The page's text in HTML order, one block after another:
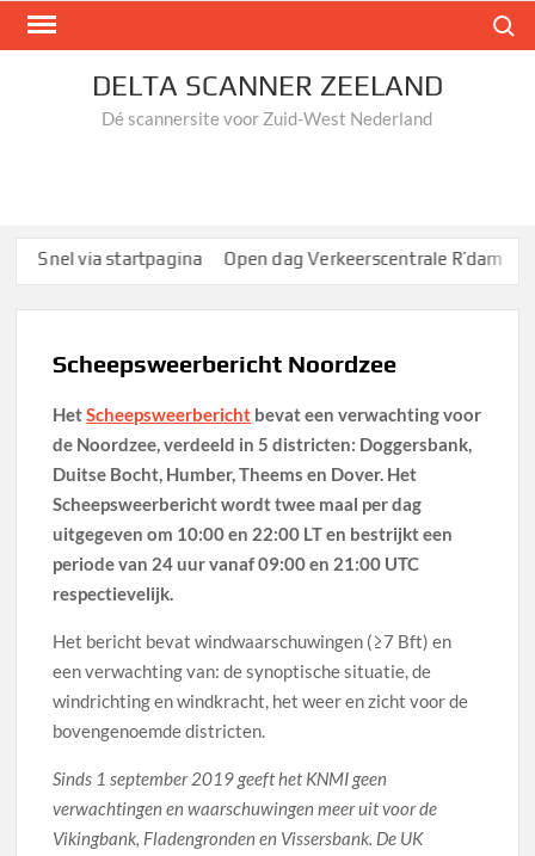
Zoek
DELTA SCANNER ZEELAND
Dé scannersite voor Zuid-West Nederland
Snel via startpagina Open dag Verkeerscentrale R’dam
Scheepsweerbericht Noordzee
HetScheepsweerbericht bevat een verwachting voor
de Noordzee, verdeeld in 5 districten: Doggersbank,
Duitse Bocht, Humber, Theems en Dover. Het
Scheepsweerbericht wordt twee maal per dag
uitgegeven om 10:00 en 22:00 LT en bestrijkt een
periode van 24 uur vanaf 09:00 en 21:00 UTC
respectievelijk.
Het bericht bevat windwaarschuwingen (≥7 Bft) en
een verwachting van: de synoptische situatie, de
windrichting en windkracht, het weer en zicht voor de
bovengenoemde districten.
Sinds 1 september 2019 geeft het KNMI geen
verwachtingen en waarschuwingen meer uit voor de
Vikingbank, Fladengronden en Vissersbank. De UK